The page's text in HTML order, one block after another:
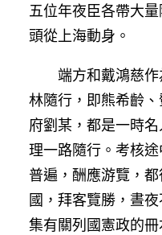
五位年夜臣各帶大
頭從上海動身。
端方和戴鴻慈
林隨行，即熊希齡
府劉某，都是一時
理一路隨行。考核
普遍，酬應游覽，
國，拜客覽勝，晝
集有關列國憲政的